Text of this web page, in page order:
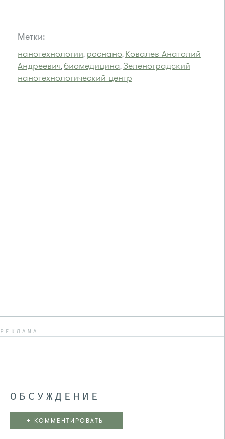
Метки:
нанотехнологии, роснано, Ковалев Анатолий
Андреевич, биомедицина,Зеленоградский
нанотехнологический центр
РЕКЛАМА
ОБСУЖДЕНИЕ
+ КОММЕНТИРОВАТЬ